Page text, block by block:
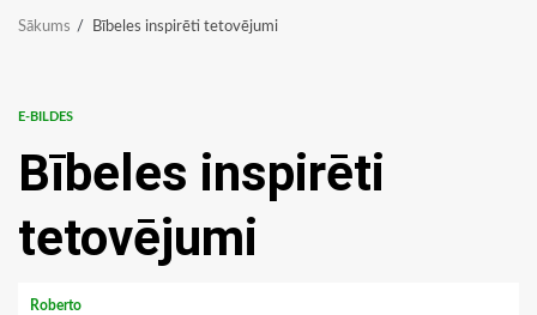
Sākums Bībeles inspirēti tetovējumi
E-BILDES
Bībeles inspirēti
tetovējumi
Roberto